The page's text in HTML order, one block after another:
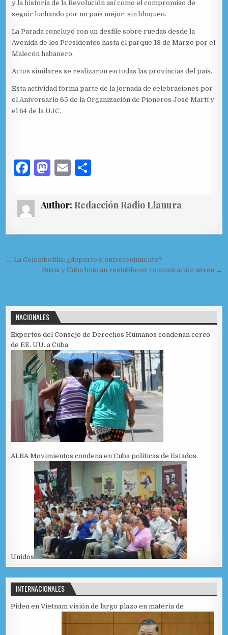
y la historia de la Revolución así como el compromiso de
seguir luchando por un país mejor, sin bloqueo.
La Parada concluyó con un desfile sobre ruedas desde la
Avenida de los Presidentes hasta el parque 13 de Marzo por el
Malecón habanero.
Actos similares se realizaron en todas las provincias del país.
Esta actividad forma parte de la jornada de celebraciones por
el Aniversario 65 de la Organización de Pioneros José Martí y
el 64 de la UJC.
F
c
e
b
o
M
to
o
E
ai m
ar
r
Author: Redacción Radio Llanura
Navegación de entradas
← La Colombofilia: ¿deporte o entretenimiento?
Rusia y Cuba buscan restablecer comunicación aérea →
NACIONALES
Expertos del Consejo de Derechos Humanos condenan cerco
de EE. UU. a Cuba
ALBA Movimientos condena en Cuba políticas de Estados
Unidos
INTERNACIONALES
Piden en Vietnam visión de largo plazo en materia de